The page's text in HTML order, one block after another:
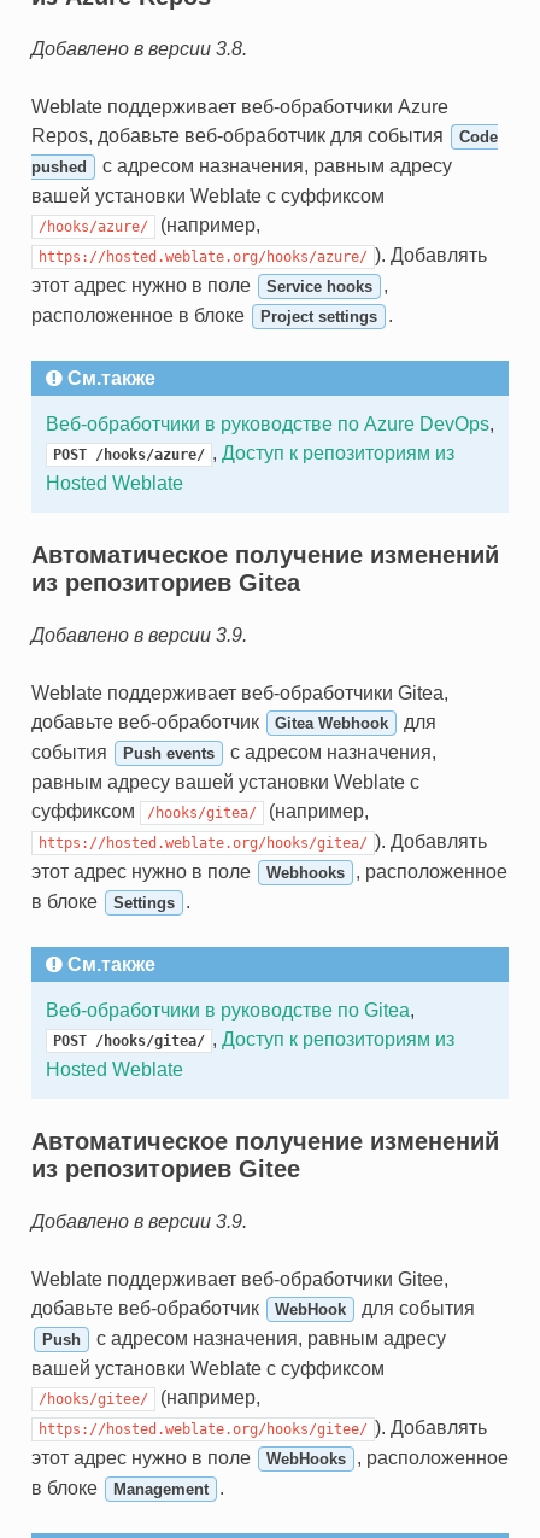
Добавлено в версии 3.8.
Weblate поддерживает веб-обработчики Azure
Repos, добавьте веб-обработчик для события
Code
pushed
с адресом назначения, равным адресу
вашей установки Weblate с суффиксом
/hooks/azure/ (например,
https://hosted.weblate.org/hooks/azure/ ). Добавлять
этот адрес нужно в поле
Service hooks
,
расположенное в блоке
Project settings .
См.также
Веб-обработчики в руководстве по Azure DevOps,
POST /hooks/azure/ , Доступ к репозиториям из
Hosted Weblate
Автоматическое получение изменений
из репозиториев Gitea
Добавлено в версии 3.9.
Weblate поддерживает веб-обработчики Gitea,
добавьте веб-обработчик
Gitea Webhook
для
события
Push events
с адресом назначения,
равным адресу вашей установки Weblate с
суффиксом
/hooks/gitea/ (например,
https://hosted.weblate.org/hooks/gitea/ ). Добавлять
этот адрес нужно в поле
Webhooks
, расположенное
в блоке
Settings .
См.также
Веб-обработчики в руководстве по Gitea,
POST /hooks/gitea/ , Доступ к репозиториям из
Hosted Weblate
Автоматическое получение изменений
из репозиториев Gitee
Добавлено в версии 3.9.
Weblate поддерживает веб-обработчики Gitee,
добавьте веб-обработчик
WebHook для события
Push
с адресом назначения, равным адресу
вашей установки Weblate с суффиксом
/hooks/gitee/ (например,
https://hosted.weblate.org/hooks/gitee/ ). Добавлять
этот адрес нужно в поле
WebHooks
, расположенное
в блоке
Management .